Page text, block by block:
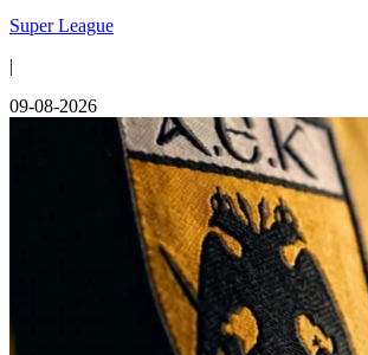
Super League
|
09-08-2026